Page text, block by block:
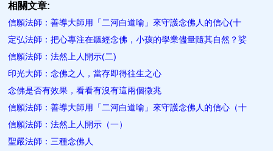
相關文章:
信願法師：善導大師用「二河白道喻」來守護念佛人的信心(十
定弘法師：把心專注在聽經念佛，小孩的學業儘量隨其自然？娑
信願法師：法然上人開示(二)
印光大師：念佛之人，當存即得往生之心
念佛是否有效果，看看有沒有這兩個徵兆
信願法師：善導大師用「二河白道喻」來守護念佛人的信心（十
信願法師：法然上人開示（一）
聖嚴法師：三種念佛人